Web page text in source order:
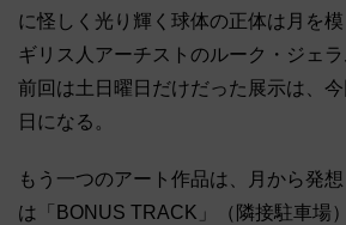
に怪しく光り輝く球体の正体は月を
ギリス人アーチストのルーク・ジェラ
前回は土日曜日だけだった展示は、
日になる。
もう一つのアート作品は、月から発
は「BONUS TRACK」（隣接駐車場